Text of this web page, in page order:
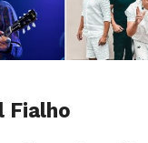
Fialho